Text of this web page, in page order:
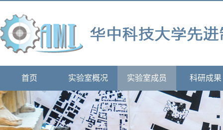
首页 实验室概况 实验室成员 科研成果